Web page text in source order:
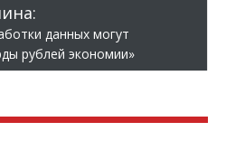
данных могут
рублей экономии»